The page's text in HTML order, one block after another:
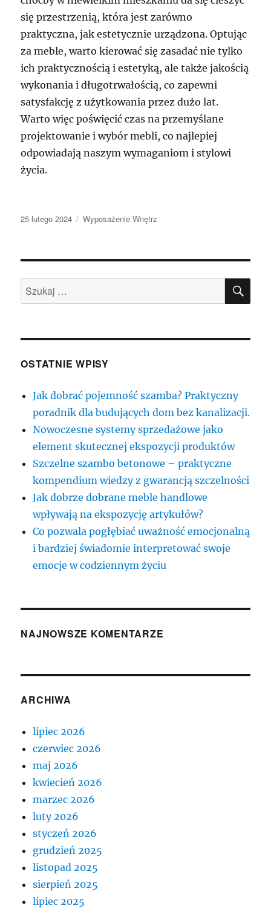
się przestrzenią, która jest zarówno
praktyczna, jak estetycznie urządzona. Optując
za meble, warto kierować się zasadać nie tylko
ich praktycznością i estetyką, ale także jakością
wykonania i długotrwałością, co zapewni
satysfakcję z użytkowania przez dużo lat.
Warto więc poświęcić czas na przemyślane
projektowanie i wybór mebli, co najlepiej
odpowiadają naszym wymaganiom i stylowi
życia.
Data
25 lutego 2024 Kategorie
Wyposażenie Wnętrz
Szukaj:
OSTATNIE WPISY
Jak dobrać pojemność szamba? Praktyczny
poradnik dla budujących dom bez kanalizacji.
Nowoczesne systemy sprzedażowe jako
element skutecznej ekspozycji produktów
Szczelne szambo betonowe – praktyczne
kompendium wiedzy z gwarancją szczelności
Jak dobrze dobrane meble handlowe
wpływają na ekspozycję artykułów?
Co pozwala pogłębiać uważność emocjonalną
i bardziej świadomie interpretować swoje
emocje w codziennym życiu
NAJNOWSZE KOMENTARZE
ARCHIWA
lipiec 2026
czerwiec 2026
maj 2026
kwiecień 2026
marzec 2026
luty 2026
styczeń 2026
grudzień 2025
listopad 2025
sierpień 2025
lipiec 2025